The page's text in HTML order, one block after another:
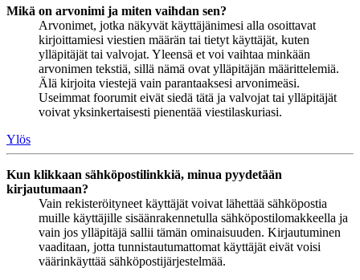
Mikä on arvonimi ja miten vaihdan sen?
Arvonimet, jotka näkyvät käyttäjänimesi alla osoittavat
kirjoittamiesi viestien määrän tai tietyt käyttäjät, kuten
ylläpitäjät tai valvojat. Yleensä et voi vaihtaa minkään
arvonimen tekstiä, sillä nämä ovat ylläpitäjän määrittelemiä.
Älä kirjoita viestejä vain parantaaksesi arvonimeäsi.
Useimmat foorumit eivät siedä tätä ja valvojat tai ylläpitäjät
voivat yksinkertaisesti pienentää viestilaskuriasi.
Ylös
Kun klikkaan sähköpostilinkkiä, minua pyydetään
kirjautumaan?
Vain rekisteröityneet käyttäjät voivat lähettää sähköpostia
muille käyttäjille sisäänrakennetulla sähköpostilomakkeella ja
vain jos ylläpitäjä sallii tämän ominaisuuden. Kirjautuminen
vaaditaan, jotta tunnistautumattomat käyttäjät eivät voisi
väärinkäyttää sähköpostijärjestelmää.